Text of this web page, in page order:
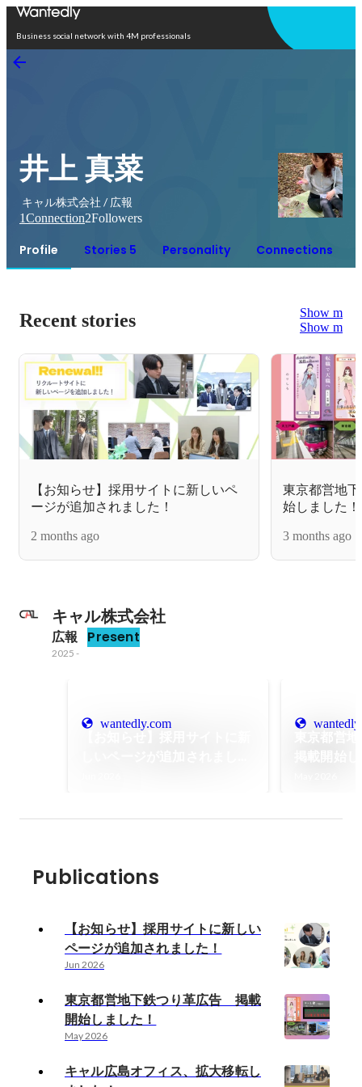
Business social network with 4M professionals
井上 真菜
キャル株式会社 / 広報
1Connection2Followers
Profile Stories 5 Personality Connections
Recent stories
Show more
Show more
【お知らせ】採用サイトに新しいペ
ージが追加されました！
2 months ago
東京都営地
始しました！
3 months ago
キャル株式会社
広報 Present
2025 -
wantedly.com
Publications
【お知らせ】採用サイトに新しい
ページが追加されました！
Jun 2026
東京都営地下鉄つり革広告 掲載
開始しました！
May 2026
キャル広島オフィス、拡大移転し